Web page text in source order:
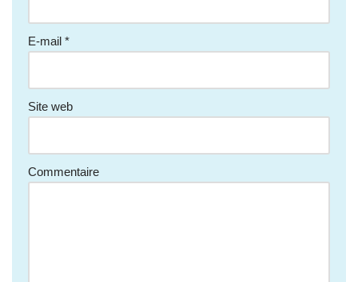
E-mail *
Site web
Commentaire